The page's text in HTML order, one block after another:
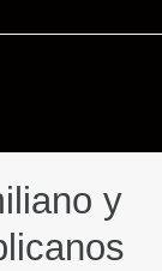
y